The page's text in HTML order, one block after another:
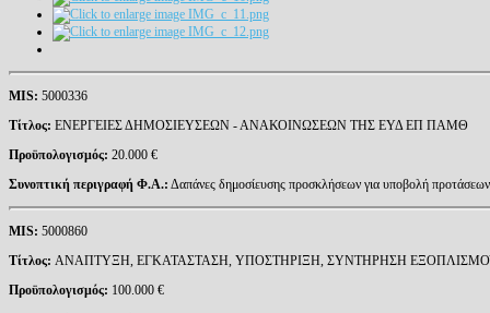
MIS: 5000336
Τίτλος: ΕΝΕΡΓΕΙΕΣ ΔΗΜΟΣΙΕΥΣΕΩΝ - ΑΝΑΚΟΙΝΩΣΕΩΝ ΤΗΣ ΕΥΔ ΕΠ ΠΑΜΘ
Προϋπολογισμός: 20.000 €
Συνοπτική περιγραφή Φ.Α.: Δαπάνες δημοσίευσης προσκλήσεων για υποβολή
MIS: 5000860
Τίτλος: ΑΝΑΠΤΥΞΗ, ΕΓΚΑΤΑΣΤΑΣΗ, ΥΠΟΣΤΗΡΙΞΗ, ΣΥΝΤΗΡΗΣΗ
Προϋπολογισμός: 100.000 €